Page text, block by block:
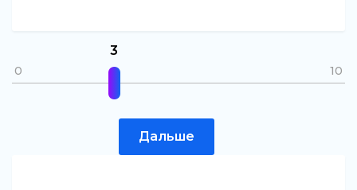
0 10
3
Дальше